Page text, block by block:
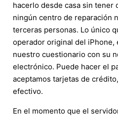
hacerlo desde casa sin tener
ningún centro de reparación
terceras personas. Lo único
operador original del iPhone,
nuestro cuestionario con su
electrónico. Puede hacer el
aceptamos tarjetas de
efectivo.
En el momento que el